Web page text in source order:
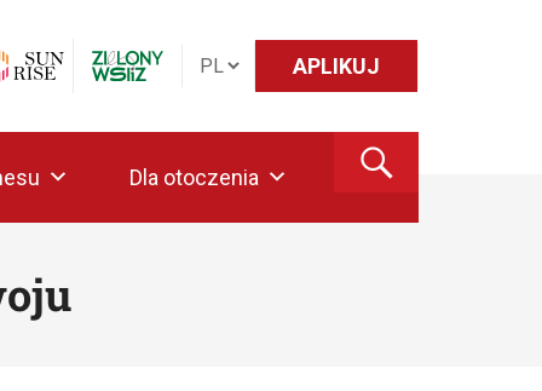
APLIKUJ
Dla otoczenia